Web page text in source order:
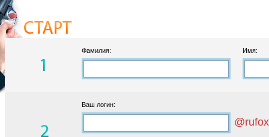
Фамилия: Имя:
Ваш логин: